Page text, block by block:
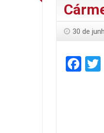
30 de